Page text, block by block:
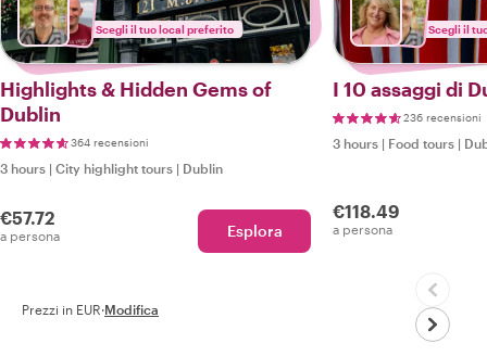
Scegli il tuo local preferito
Highlights & Hidden Gems of
Dublin
364 recensioni
3 hours | City highlight tours | Dublin
€57.72
a persona Esplora
Scegli il
I 10 assaggi di
236 recensioni
3 hours | Food tours |
€118.49
a persona
Prezzi in EUR·Modifica